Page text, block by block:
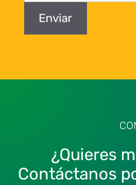
¿Quieres
Contáctanos